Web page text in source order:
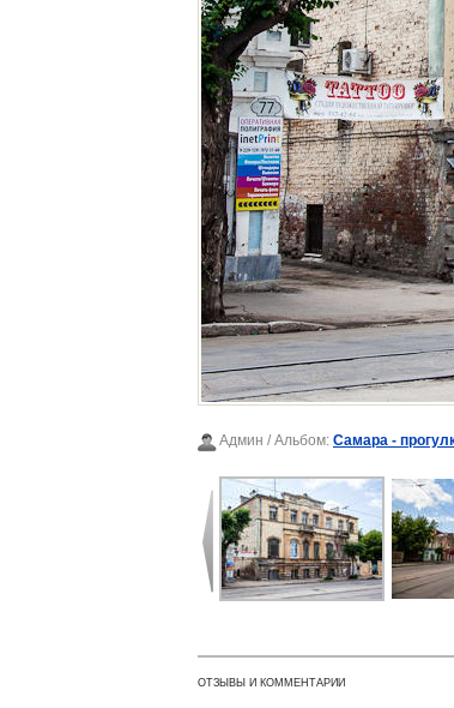
Админ / Альбом: Самара -
ОТЗЫВЫ И КОММЕНТАРИИ